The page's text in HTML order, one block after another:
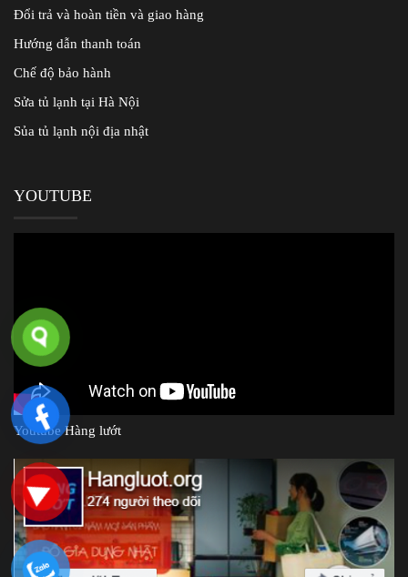
Đổi trả và hoàn tiền và giao hàng
Hướng dẫn thanh toán
Chế độ bảo hành
Sửa tủ lạnh tại Hà Nội
Sủa tủ lạnh nội địa nhật
YOUTUBE
Youtube Hàng lướt